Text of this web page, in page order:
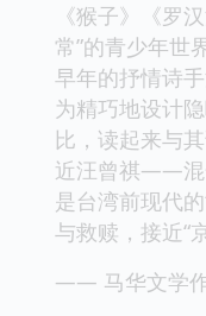
《猴子》《罗
常”的青少年世
早年的抒情诗
为精巧地设计
比，读起来与
近汪曾祺——混
是台湾前现代
与救赎，接近“
—— 马华文学